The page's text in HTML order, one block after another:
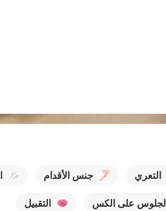
التعري جنس الأقدام
الجلوس على الكس التقبيل